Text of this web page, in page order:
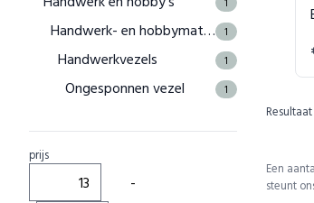
1
Handwerk- en hobbymaterialen 1
Handwerkvezels 1
Ongesponnen vezel 1
prijs
-
Resultaat
Een
steunt